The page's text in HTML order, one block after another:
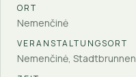
ORT
Nemenčinė
VERANSTALTUNGSORT
Nemenčinė, Stadtbrunnen